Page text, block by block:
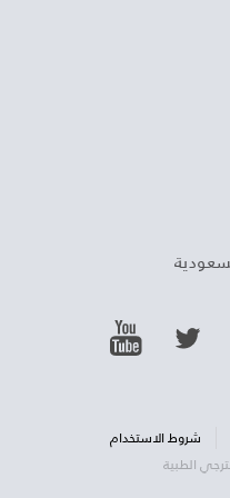
شروط الاستخدام